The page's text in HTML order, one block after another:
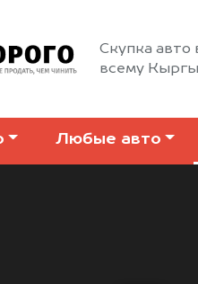
Скупка авто
всему
Любые авто